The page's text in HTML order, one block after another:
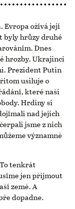
Evropa ožívá její
byly hrůzy druhé
Dnes
hrozby. Ukrajinci
Prezident Putin
usiluje o
které naši
Hrdiny si
nad jejich
jsme z nich
významně
tenkrát
jen přijmout
země. A
dopadne.